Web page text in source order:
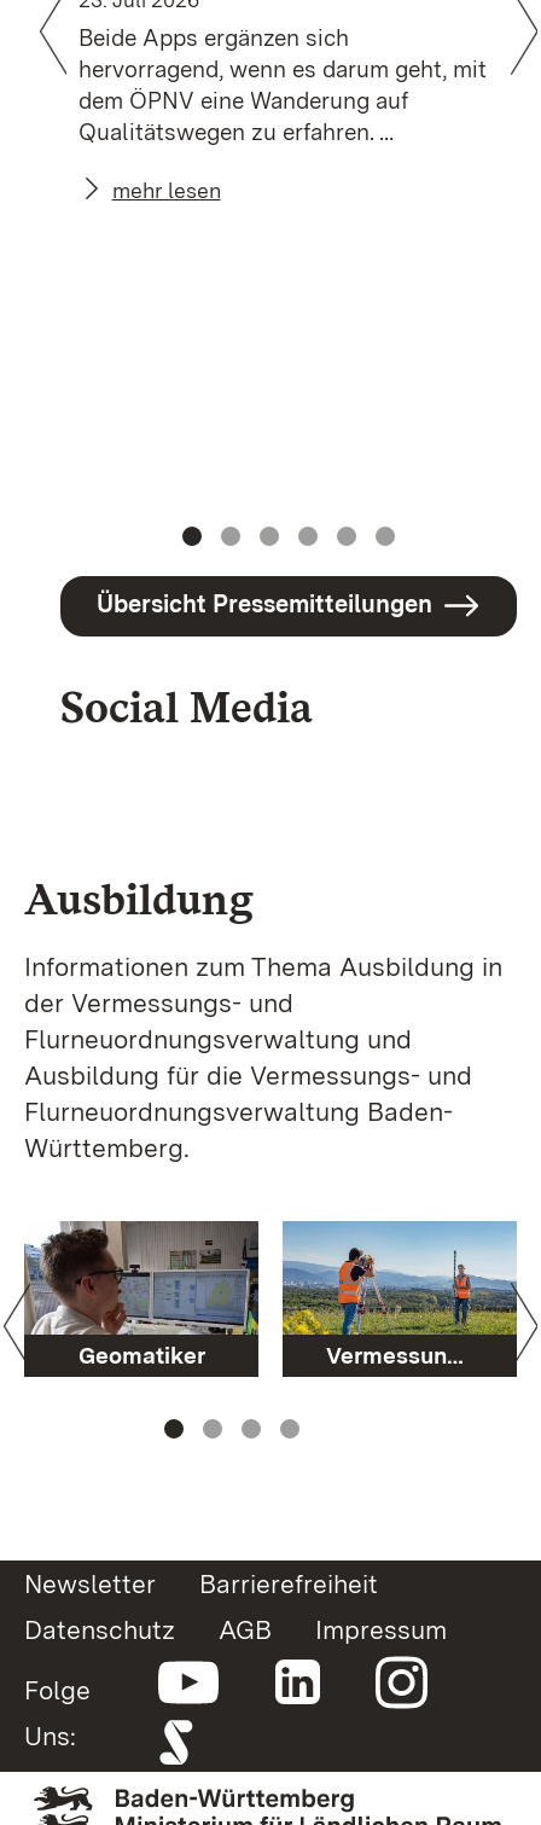
Beide Apps ergänzen sich
hervorragend, wenn es darum geht, mit
dem ÖPNV eine Wanderung auf
Qualitätswegen zu erfahren. ...
mehr lesen
Übersicht Pressemitteilungen
Social Media
Ausbildung
Informationen zum Thema Ausbildung in
der Vermessungs- und
Flurneuordnungsverwaltung und
Ausbildung für die Vermessungs- und
Flurneuordnungsverwaltung Baden-
Württemberg.
Beamtenausbildung vermessungstechnischer Dienst
Newsletter
Barrierefreiheit
Datenschutz
AGB
Impressum
Folge
Uns: